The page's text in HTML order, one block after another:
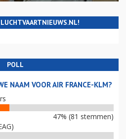
POLL
NAAM VOOR AIR FRANCE-KLM?
47% (81 stemmen)